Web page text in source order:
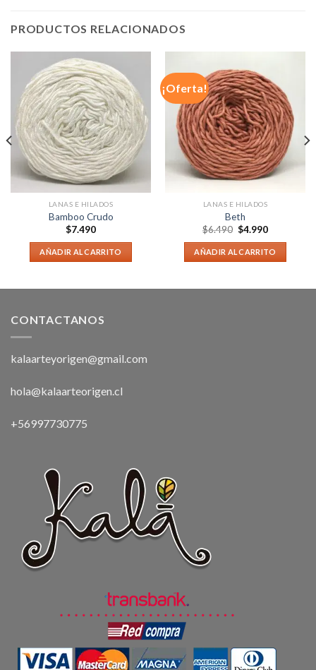
PRODUCTOS RELACIONADOS
LANAS E HILADOS
Bamboo Crudo
$7.490
AÑADIR AL CARRITO
¡Oferta!
LANAS E HILADOS
Beth
$6.490 $4.990
AÑADIR AL CARRITO
CONTACTANOS
kalaarteyorigen@gmail.com
hola@kalaarteorigen.cl
+56997730775